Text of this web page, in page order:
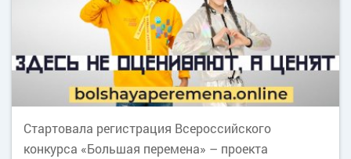
Стартовала регистрация Всероссийского
конкурса «Большая перемена» – проекта